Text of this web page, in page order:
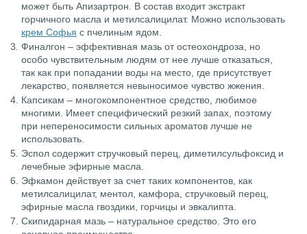
может быть Апизартрон. В состав входит экстракт
горчичного масла и метилсалицилат. Можно использовать
крем Софья с пчелиным ядом.
Финалгон – эффективная мазь от остеохондроза, но
особо чувствительным людям от нее лучше отказаться,
так как при попадании воды на место, где присутствует
лекарство, появляется невыносимое чувство жжения.
Капсикам – многокомпонентное средство, любимое
многими. Имеет специфический резкий запах, поэтому
при непереносимости сильных ароматов лучше не
использовать.
Эспол содержит стручковый перец, диметилсульфоксид и
лечебные эфирные масла.
Эфкамон действует за счет таких компонентов, как
метилсалицилат, ментол, камфора, стручковый перец,
эфирные масла гвоздики, горчицы и эвкалипта.
Скипидарная мазь – натуральное средство. Это его